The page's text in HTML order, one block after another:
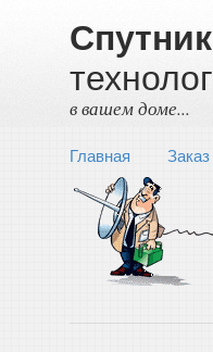
в вашем доме...
Главная Заказ